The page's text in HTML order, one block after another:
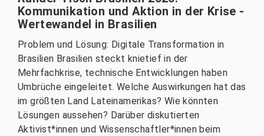
Kommunikation und Aktion in der Krise -
Wertewandel in Brasilien
Problem und Lösung: Digitale Transformation in
Brasilien Brasilien steckt knietief in der
Mehrfachkrise, technische Entwicklungen haben
Umbrüche eingeleitet. Welche Auswirkungen hat das
im größten Land Lateinamerikas? Wie könnten
Lösungen aussehen? Darüber diskutierten
Aktivist*innen und Wissenschaftler*innen beim